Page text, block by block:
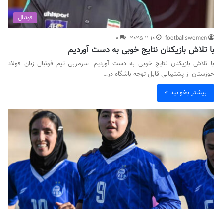
فوتبال
footballswomen
2025-11-10
0
با تلاش بازیکنان نتایج خوبی به دست آوردیم
با تلاش بازیکنان نتایج خوبی به دست آوردیم| سرمربی تیم فوتبال زنان فولاد
خوزستان از پشتیبانی قابل توجه باشگاه در…
بیشتر بخوانید »